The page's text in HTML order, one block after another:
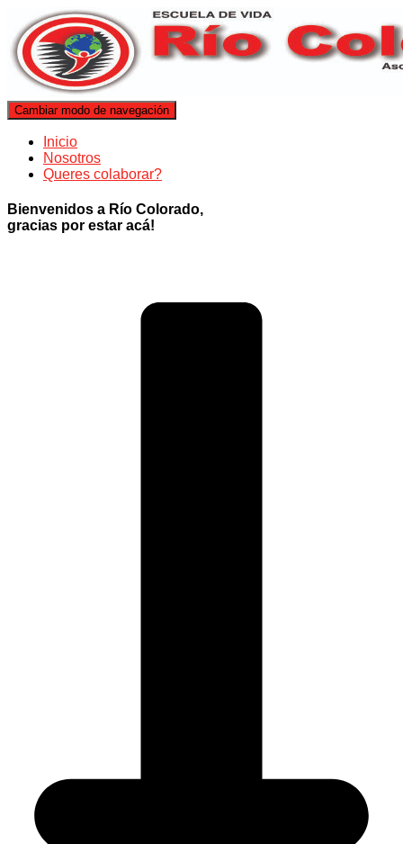
Cambiar modo de navegación
Inicio
Nosotros
Queres colaborar?
Bienvenidos a Río Colorado,
gracias por estar acá!